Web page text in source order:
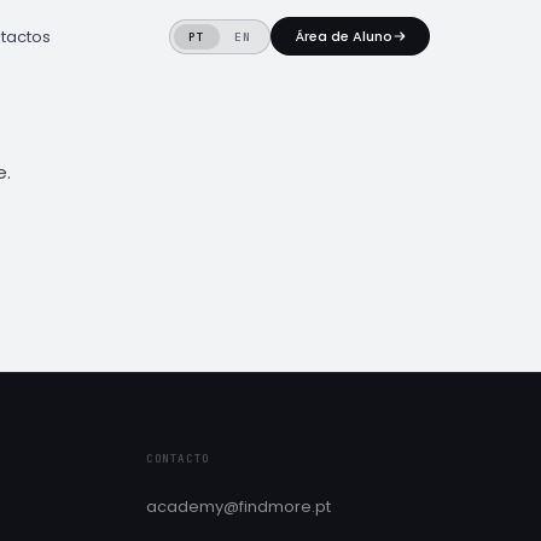
PT EN Área de Aluno
CONTACTO
academy@findmore.pt